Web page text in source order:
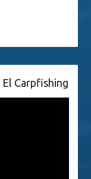
El Carpfishing